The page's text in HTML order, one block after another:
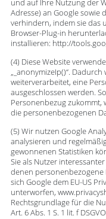
und auf Ihre Nutzung der
Adresse) an Google sowie
verhindern, indem sie das
Browser-Plug-in
installieren: http://
(4) Diese Website
„_anonymizeIp()“.
weiterverarbeitet, eine
ausgeschlossen werden.
Personenbezug zukommt,
die personenbezogenen
(5) Wir nutzen Google
analysieren und
gewonnenen Statistiken
Sie als Nutzer
denen personenbezogene
sich Google dem EU-US
unterworfen,
Rechtsgrundlage für die
Art. 6 Abs. 1 S. 1 lit. f